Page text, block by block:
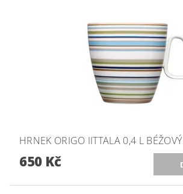
HRNEK ORIGO IITTALA 0,4 L BÉŽOVÝ
650 Kč